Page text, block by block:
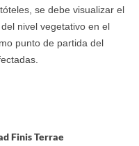
se debe visualizar el
nivel vegetativo en el
punto de partida del
Finis Terrae